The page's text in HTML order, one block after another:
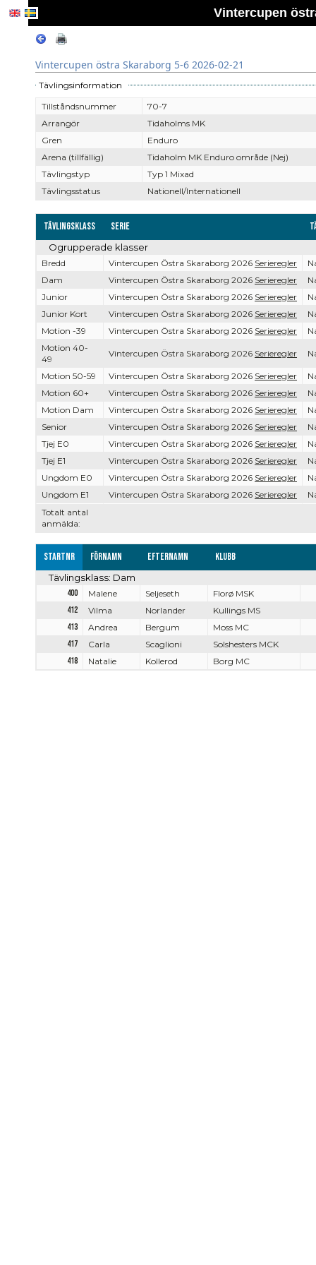
Vintercupen
Vintercupen östra Skaraborg 5-6 2026-02-21
Tävlingsinformation
Tillståndsnummer
70-7
Arrangör
Tidaholms MK
Gren
Enduro
Arena (tillfällig)
Tidaholm MK Enduro område (Nej)
Tävlingstyp
Typ 1 Mixad
Tävlingsstatus
Nationell/Internationell
Tävlingsklass Serie
Totalt antal
anmälda:
Ogrupperade klasser
Bredd Vintercupen Östra Skaraborg 2026 Serieregler
Dam
Vintercupen Östra Skaraborg 2026 Serieregler
Junior
Vintercupen Östra Skaraborg 2026 Serieregler
Junior Kort
Vintercupen Östra Skaraborg 2026 Serieregler
Motion -39
Vintercupen Östra Skaraborg 2026 Serieregler
Motion 40-
49
Vintercupen Östra Skaraborg 2026 Serieregler
Motion 50-59 Vintercupen Östra Skaraborg 2026 Serieregler
Motion 60+
Vintercupen Östra Skaraborg 2026 Serieregler
Motion Dam
Vintercupen Östra Skaraborg 2026 Serieregler
Senior
Vintercupen Östra Skaraborg 2026 Serieregler
Tjej E0
Vintercupen Östra Skaraborg 2026 Serieregler
Tjej E1
Vintercupen Östra Skaraborg 2026 Serieregler
Ungdom E0
Vintercupen Östra Skaraborg 2026 Serieregler
Ungdom E1
Vintercupen Östra Skaraborg 2026 Serieregler
Startnr Förnamn Efternamn Klubb
Tävlingsklass: Dam
400 Malene Seljeseth
Florø MSK
412
Vilma Norlander
Kullings MS
413
Andrea Bergum
Moss MC
417
Carla Scaglioni
Solshesters MCK
418
Natalie Kollerod Borg MC